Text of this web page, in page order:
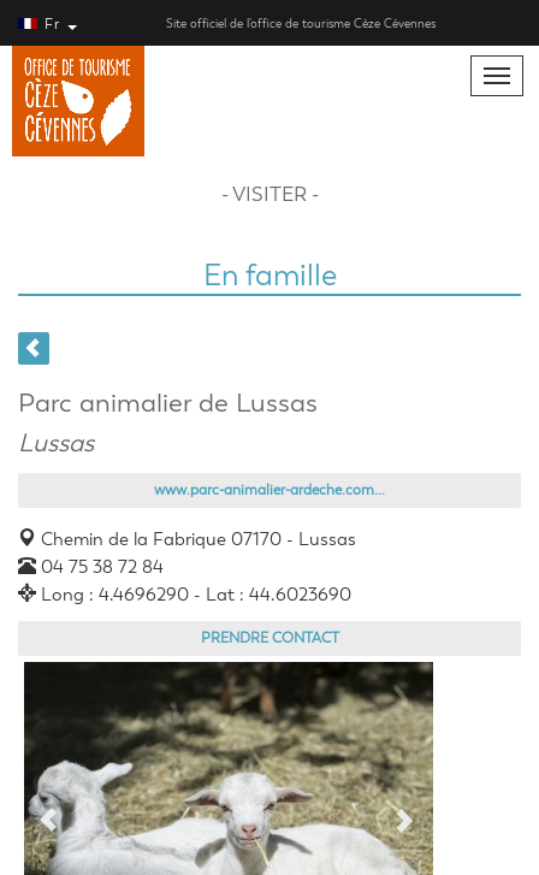
Fr Site officiel de l’office de tourisme Cèze Cévennes
Toggle
- VISITER -
En famille
Parc animalier de Lussas
Lussas
www.parc-animalier-ardeche.com...
Chemin de la Fabrique 07170 - Lussas
04 75 38 72 84
Long : 4.4696290 - Lat : 44.6023690
PRENDRE CONTACT